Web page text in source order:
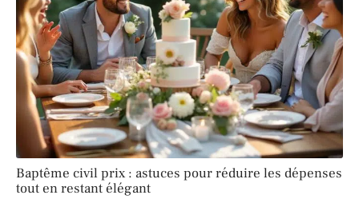
Baptême civil prix : astuces pour réduire les dépenses
tout en restant élégant